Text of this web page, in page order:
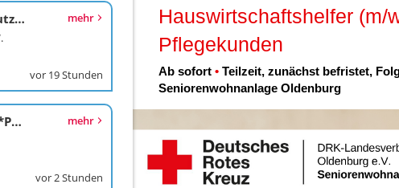
Koordinator Erste-Hilfe und Selbstschutzkompetenz mehr
vor 19 Stunden
Dein neuer Job als Pflegefachassistent*Pflegefachassistentin im Kunstkrankenhaus mehr
vor 2 Stunden